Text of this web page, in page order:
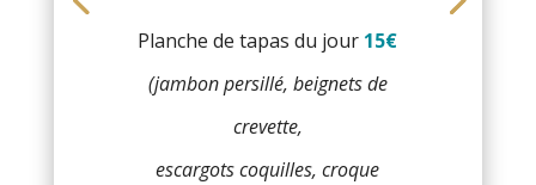
Planche de tapas du jour 15€
(jambon persillé, beignets de
crevette,
escargots coquilles, croque